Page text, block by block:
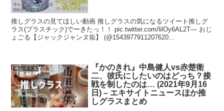
推しグラスの見てほしい動画 推しグラスの気になるツイート推しグ
ラス(プラスチック)でーきたっ！！ pic.twitter.com/lilOy6AL2T— おじ
ょごる【ジャックジャンヌ垢】 (@1543977911207620...
推しグラス
『かのきれ』中島健人vs赤楚衛
二、彼氏にしたいのはどっち？接
戦を制したのは… (2021年9月16
日) – エキサイトニュースほか推
しグラスまとめ